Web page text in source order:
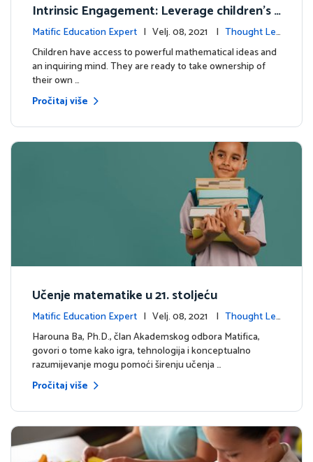
Intrinsic Engagement: Leverage children's
mathematical potential and inquiring mind
Matific Education Expert | Velj. 08, 2021 | Thought Lea
dership
Children have access to powerful mathematical ideas and
an inquiring mind. They are ready to take ownership of
their own …
Pročitaj više
Učenje matematike u 21. stoljeću
Matific Education Expert | Velj. 08, 2021 | Thought Lea
dership
Harouna Ba, Ph.D., član Akademskog odbora Matifica,
govori o tome kako igra, tehnologija i konceptualno
razumijevanje mogu pomoći širenju učenja …
Pročitaj više